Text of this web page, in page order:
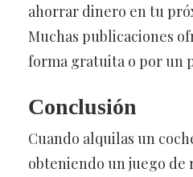
ahorrar dinero en tu
Muchas publicaciones
forma gratuita o por un
Conclusión
Cuando alquilas un
obteniendo un juego